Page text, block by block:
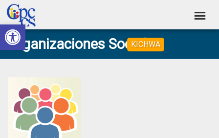
Abrir barra de herramientas
Skip
to
primary
navigation
Skip
to
main
content
Skip
to
primary
sidebar
Skip
to
footer
Consejo
de
Ciudadana
Control
Social
Construyendo
Poder
Ciudadano
KICHWA
Organizaciones Sociales